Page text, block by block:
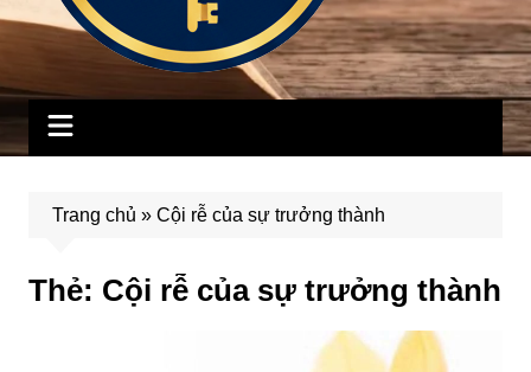
Trang chủ » Cội rễ của sự trưởng thành
Thẻ: Cội rễ của sự trưởng thành